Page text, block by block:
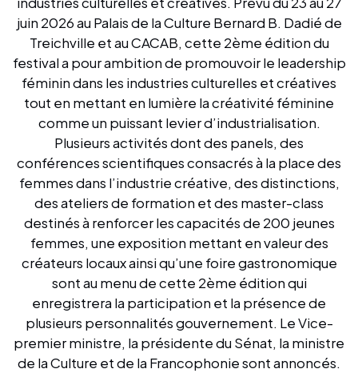
juin 2026 au Palais de la Culture Bernard B. Dadié de
Treichville et au CACAB, cette 2ème édition du
festival a pour ambition de promouvoir le leadership
féminin dans les industries culturelles et créatives
tout en mettant en lumière la créativité féminine
comme un puissant levier d’industrialisation.
Plusieurs activités dont des panels, des
conférences scientifiques consacrés à la place des
femmes dans l’industrie créative, des distinctions,
des ateliers de formation et des master-class
destinés à renforcer les capacités de 200 jeunes
femmes, une exposition mettant en valeur des
créateurs locaux ainsi qu’une foire gastronomique
sont au menu de cette 2ème édition qui
enregistrera la participation et la présence de
plusieurs personnalités gouvernement. Le Vice-
premier ministre, la présidente du Sénat, la ministre
de la Culture et de la Francophonie sont annoncés.